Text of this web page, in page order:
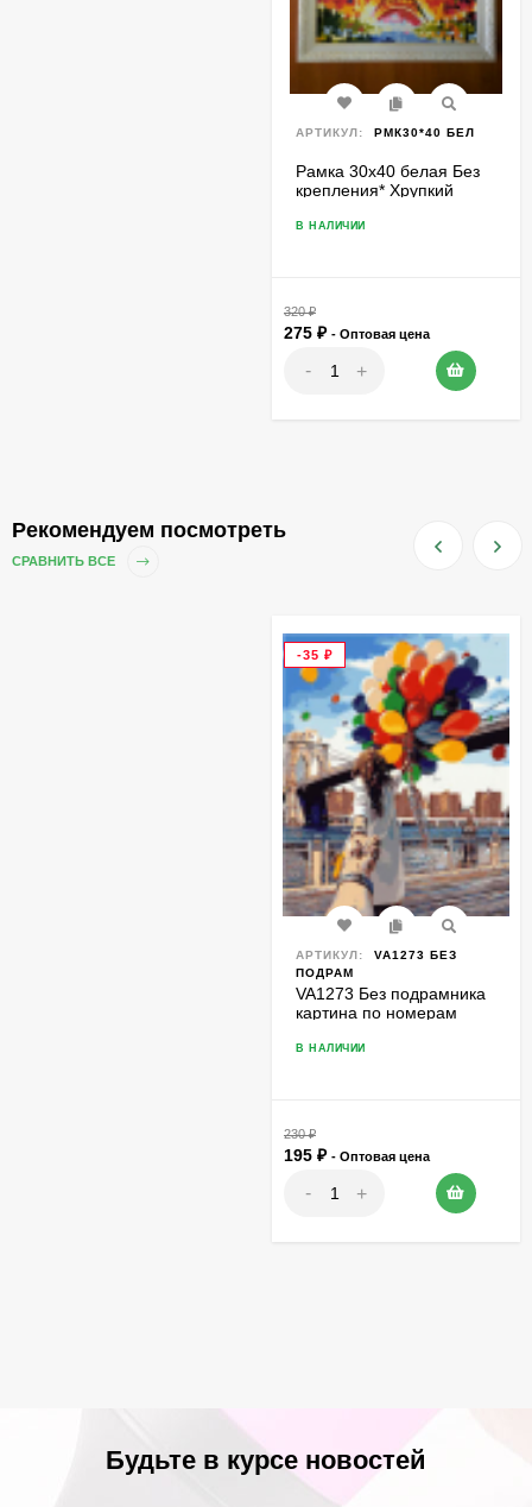
АРТИКУЛ: РМК30*40 БЕЛ
Рамка 30х40 белая Без
крепления* Хрупкий
В НАЛИЧИИ
320₽
275 ₽ - Оптовая цена
- +
Рекомендуем посмотреть
СРАВНИТЬ ВСЕ
-35 ₽
АРТИКУЛ:
VA1273 БЕЗ
ПОДРАМ
VA1273 Без подрамника
картина по номерам
В НАЛИЧИИ
230₽
195 ₽ - Оптовая цена
- +
Будьте в курсе новостей